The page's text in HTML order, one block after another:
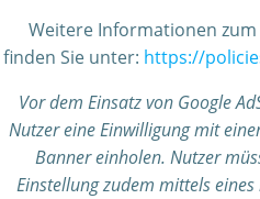
Weitere Informationen
finden Sie unter: https://
Vor dem Einsatz von Google
Nutzer eine Einwilligung mit
Banner einholen. Nutzer
Einstellung zudem mittels